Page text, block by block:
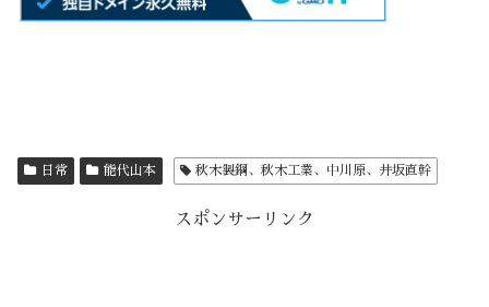
日常 能代山本 秋木製鋼、秋木工業、中川原、井坂直幹
スポンサーリンク